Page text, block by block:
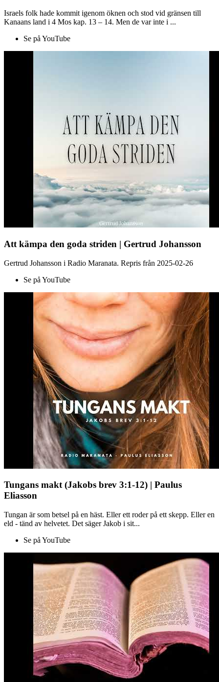
Israels folk hade kommit igenom öknen och stod vid gränsen till
Kanaans land i 4 Mos kap. 13 – 14. Men de var inte i ...
Se på YouTube
Att kämpa den goda striden | Gertrud Johansson
Gertrud Johansson i Radio Maranata. Repris från 2025-02-26
Se på YouTube
Tungans makt (Jakobs brev 3:1-12) | Paulus
Eliasson
Tungan är som betsel på en häst. Eller ett roder på ett skepp. Eller en
eld - tänd av helvetet. Det säger Jakob i sit...
Se på YouTube